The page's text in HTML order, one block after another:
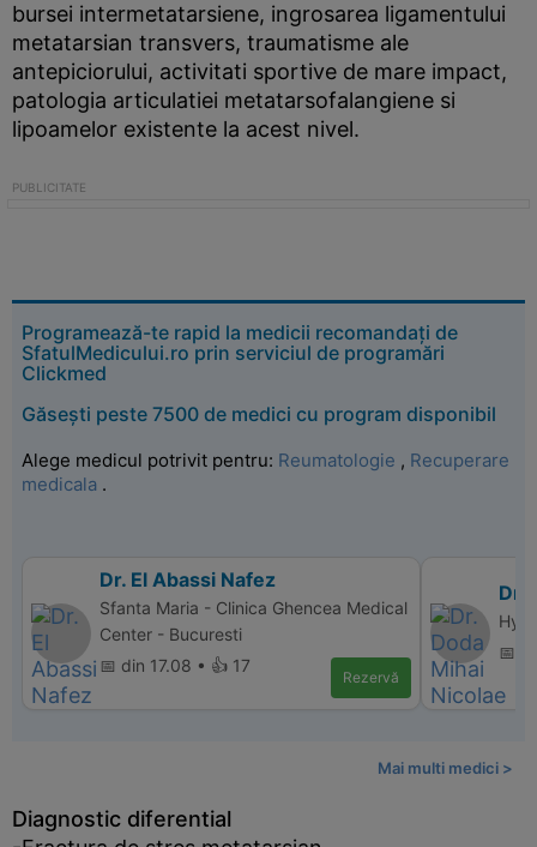
bursei intermetatarsiene, ingrosarea ligamentului
metatarsian transvers, traumatisme ale
antepiciorului, activitati sportive de mare impact,
patologia articulatiei metatarsofalangiene si
lipoamelor existente la acest nivel.
Programează-te rapid la medicii recomandați de
SfatulMedicului.ro prin serviciul de programări
Clickmed
Găsești peste 7500 de medici cu program disponibil
Alege medicul potrivit pentru: Reumatologie , Recuperare
medicala .
Dr. El Abassi Nafez
Sfanta Maria - Clinica Ghencea Medical
Center - Bucuresti
📅 din 17.08 • 👍 17
Rezervă
Dr.
📅
Mai multi medici >
Diagnostic diferential